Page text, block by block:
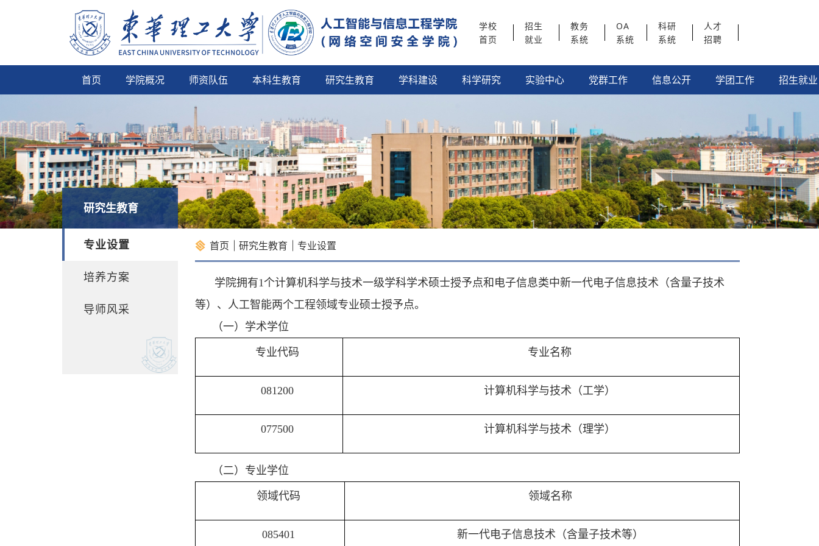
学校
首页
招生
就业
教务
系统
OA
系统
科研
系统
人才
招聘
首页 学院概况 师资队伍 本科生教育 研究生教育 学科建设 科学研究 实验中心 党群工作 信息公开 学团工作 招生就业
研究生教育
专业设置
培养方案
导师风采
首页 研究生教育 专业设置
学院拥有1个计算机科学与技术一级学科学术硕士授予点和电子信息类中新一代电子信息技术（含量子技术
等）、人工智能两个工程领域专业硕士授予点。
（一）学术学位
专业代码 专业名称
081200 计算机科学与技术（工学）
077500 计算机科学与技术（理学）
（二）专业学位
领域代码 领域名称
085401 新一代电子信息技术（含量子技术等）